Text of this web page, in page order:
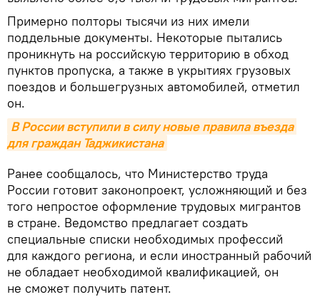
Примерно полторы тысячи из них имели
поддельные документы. Некоторые пытались
проникнуть на российскую территорию в обход
пунктов пропуска, а также в укрытиях грузовых
поездов и большегрузных автомобилей, отметил
он.
В России вступили в силу новые правила въезда
для граждан Таджикистана
Ранее сообщалось, что Министерство труда
России готовит законопроект, усложняющий и без
того непростое оформление трудовых мигрантов
в стране. Ведомство предлагает создать
специальные списки необходимых профессий
для каждого региона, и если иностранный рабочий
не обладает необходимой квалификацией, он
не сможет получить патент.